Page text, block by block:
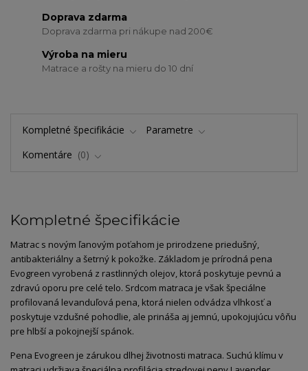
Doprava zdarma
Doprava zdarma pri nákupe nad 200€
Výroba na mieru
Matrace a rošty na mieru do 10 dní
Kompletné špecifikácie
Parametre
Komentáre
0
Kompletné špecifikácie
Matrac s novým ľanovým poťahom je prirodzene priedušný,
antibakteriálny a šetrný k pokožke. Základom je prírodná pena
Evogreen vyrobená z rastlinných olejov, ktorá poskytuje pevnú a
zdravú oporu pre celé telo. Srdcom matraca je však špeciálne
profilovaná levanduľová pena, ktorá nielen odvádza vlhkosť a
poskytuje vzdušné pohodlie, ale prináša aj jemnú, upokojujúcu vôňu
pre hlbší a pokojnejší spánok.
Pena Evogreen je zárukou dlhej životnosti matraca. Suchú klímu v